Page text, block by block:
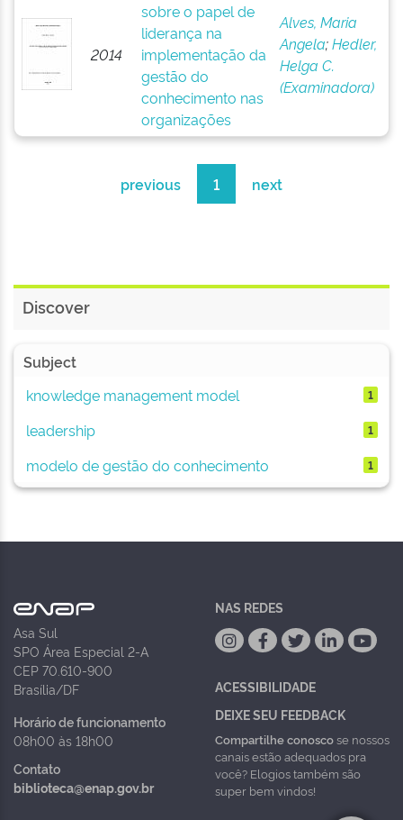
2014
sobre o papel de
liderança na
implementação da
gestão do
conhecimento nas
organizações
Alves, Maria
Angela;Hedler,
Helga C.
(Examinadora)
previous 1 next
Discover
Subject
knowledge management model
1
leadership 1
modelo de gestão do conhecimento 1
Asa Sul
SPO Área Especial 2-A
CEP 70.610-900
Brasília/DF
Horário de funcionamento
08h00 às 18h00
Contato
biblioteca@enap.gov.br
NAS REDES
ACESSIBILIDADE
DEIXE SEU FEEDBACK
Compartilhe conoscose nossos
canais estão adequados pra
você? Elogios também são
super bem vindos!